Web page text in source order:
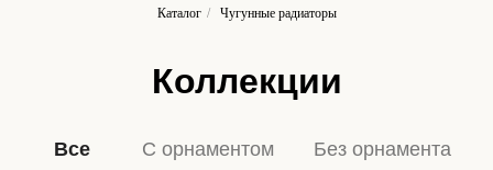
Каталог / Чугунные радиаторы
Коллекции
Все С орнаментом Без орнамента